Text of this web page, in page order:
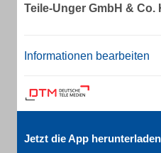
Teile-Unger GmbH & Co.
Informationen bearbeiten
Jetzt die App